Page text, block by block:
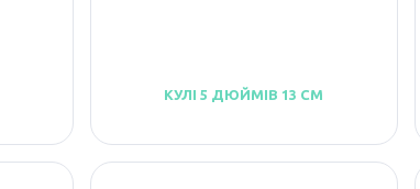
КУЛІ 5 ДЮЙМІВ 13 СМ